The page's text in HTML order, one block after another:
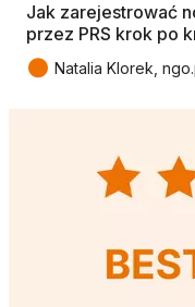
Jak zarejestrować
przez PRS krok po
● Natalia Klorek,